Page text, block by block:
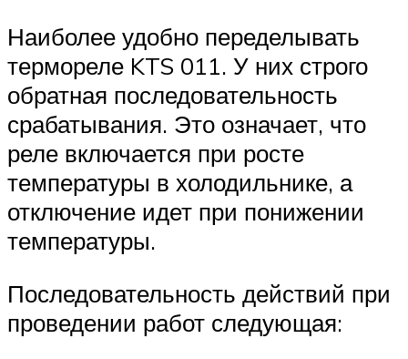
Наиболее удобно переделывать
термореле KTS 011. У них строго
обратная последовательность
срабатывания. Это означает, что
реле включается при росте
температуры в холодильнике, а
отключение идет при понижении
температуры.
Последовательность действий при
проведении работ следующая: